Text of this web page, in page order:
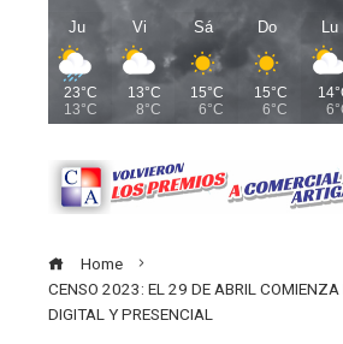
Ju
23°C
13°C
Vi
13°C
8°C
Sá
15°C
6°C
Do
15°C
6°C
Lu
Home
CENSO 2023: EL 29 DE ABRIL
DIGITAL Y PRESENCIAL